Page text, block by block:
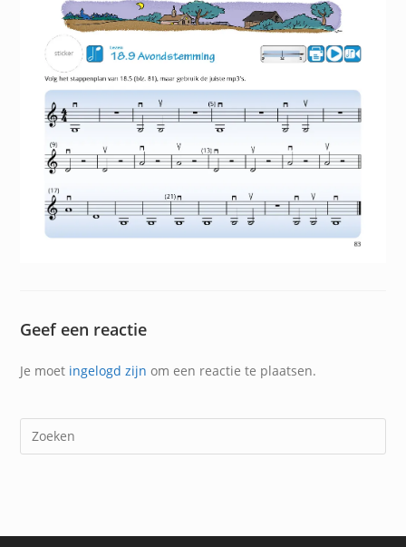
Geef een reactie
Je moet ingelogd zijn om een reactie te plaatsen.